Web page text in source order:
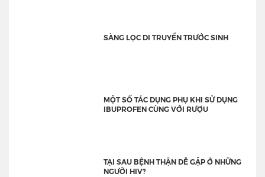
SÀNG LỌC DI TRUYỀN TRƯỚC SINH
MỘT SỐ TÁC DỤNG PHỤ KHI SỬ DỤNG
IBUPROFEN CÙNG VỚI RƯỢU
TẠI SAU BỆNH THẬN DỄ GẶP Ở NHỮNG
NGƯỜI HIV?